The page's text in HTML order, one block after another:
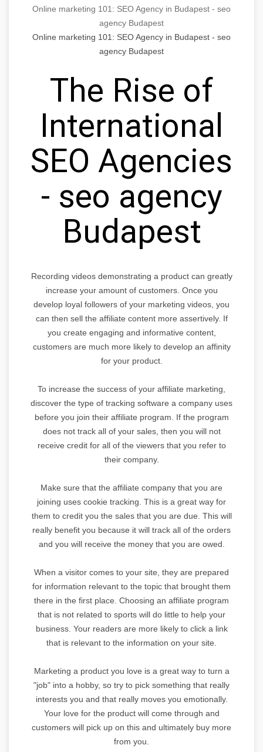
Online marketing 101: SEO Agency in Budapest - seo
agency Budapest
Online marketing 101: SEO Agency in Budapest - seo
agency Budapest
The Rise of
International
SEO Agencies
- seo agency
Budapest
Recording videos demonstrating a product can greatly
increase your amount of customers. Once you
develop loyal followers of your marketing videos, you
can then sell the affiliate content more assertively. If
you create engaging and informative content,
customers are much more likely to develop an affinity
for your product.
To increase the success of your affiliate marketing,
discover the type of tracking software a company uses
before you join their affiliate program. If the program
does not track all of your sales, then you will not
receive credit for all of the viewers that you refer to
their company.
Make sure that the affiliate company that you are
joining uses cookie tracking. This is a great way for
them to credit you the sales that you are due. This will
really benefit you because it will track all of the orders
and you will receive the money that you are owed.
When a visitor comes to your site, they are prepared
for information relevant to the topic that brought them
there in the first place. Choosing an affiliate program
that is not related to sports will do little to help your
business. Your readers are more likely to click a link
that is relevant to the information on your site.
Marketing a product you love is a great way to turn a
"job" into a hobby, so try to pick something that really
interests you and that really moves you emotionally.
Your love for the product will come through and
customers will pick up on this and ultimately buy more
from you.